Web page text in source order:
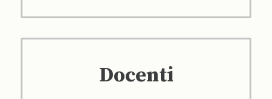
Docenti